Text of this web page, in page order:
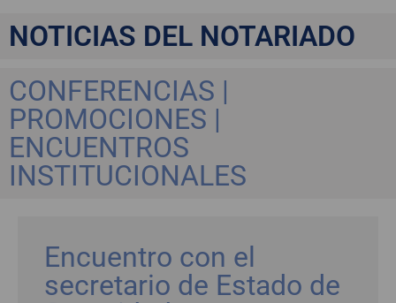
NOTICIAS DEL NOTARIADO
CONFERENCIAS |
PROMOCIONES |
ENCUENTROS
INSTITUCIONALES
Encuentro con el
secretario de Estado de